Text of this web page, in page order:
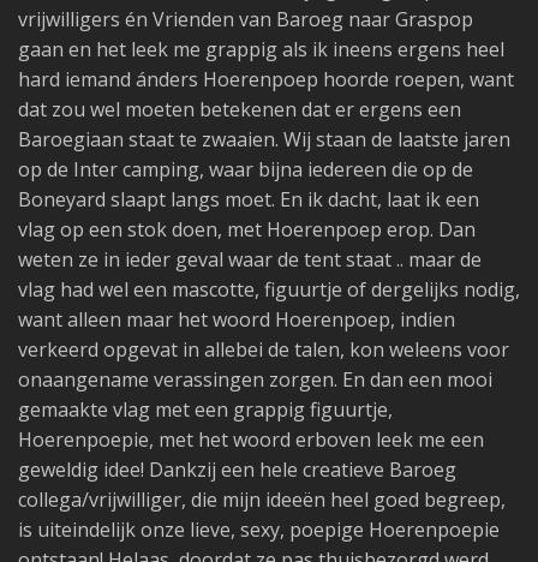
vrijwilligers én Vrienden van Baroeg naar Graspop
gaan en het leek me grappig als ik ineens ergens heel
hard iemand ánders Hoerenpoep hoorde roepen, want
dat zou wel moeten betekenen dat er ergens een
Baroegiaan staat te zwaaien. Wij staan de laatste jaren
op de Inter camping, waar bijna iedereen die op de
Boneyard slaapt langs moet. En ik dacht, laat ik een
vlag op een stok doen, met Hoerenpoep erop. Dan
weten ze in ieder geval waar de tent staat .. maar de
vlag had wel een mascotte, figuurtje of dergelijks nodig,
want alleen maar het woord Hoerenpoep, indien
verkeerd opgevat in allebei de talen, kon weleens voor
onaangename verassingen zorgen. En dan een mooi
gemaakte vlag met een grappig figuurtje,
Hoerenpoepie, met het woord erboven leek me een
geweldig idee! Dankzij een hele creatieve Baroeg
collega/vrijwilliger, die mijn ideeën heel goed begreep,
is uiteindelijk onze lieve, sexy, poepige Hoerenpoepie